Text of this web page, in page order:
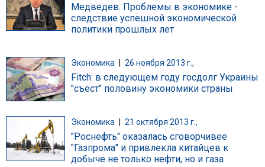
Медведев: Проблемы в экономике -
следствие успешной экономической
политики прошлых лет
Экономика 26 ноября 2013 г.,
Fitch: в следующем году госдолг Украины
"съест" половину экономики страны
Экономика 21 октября 2013 г.,
"Роснефть" оказалась сговорчивее
"Газпрома" и привлекла китайцев к
добыче не только нефти, но и газа